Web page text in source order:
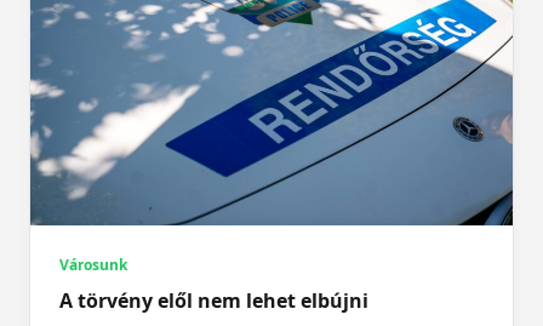
Városunk
A törvény elől nem lehet elbújni